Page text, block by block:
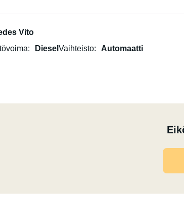
mahtuu helposti makuuasennossa
Vito
Diesel Vaihteisto
Automaatti